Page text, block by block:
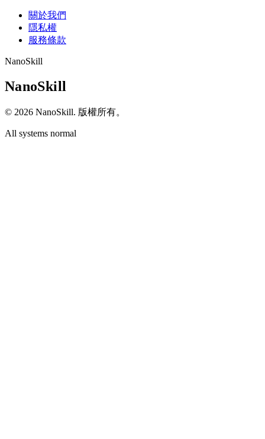
關於我們
隱私權
服務條款
NanoSkill
NanoSkill
© 2026 NanoSkill. 版權所有。
All systems normal